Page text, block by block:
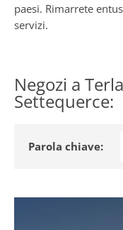
paesi. Rimarrete
servizi.
Negozi a
Settequerce:
Parola chiave: